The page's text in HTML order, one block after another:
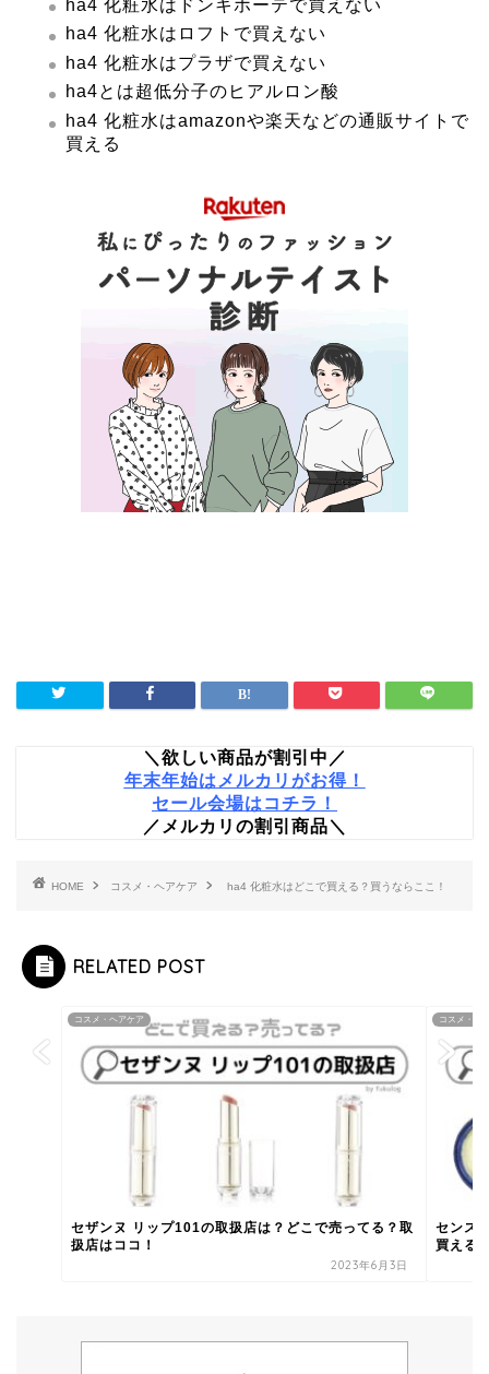
ha4 化粧水はドンキホーテで買えない
ha4 化粧水はロフトで買えない
ha4 化粧水はプラザで買えない
ha4とは超低分子のヒアルロン酸
ha4 化粧水はamazonや楽天などの通販サイトで
買える
＼欲しい商品が割引中／
年末年始はメルカリがお得！
セール会場はコチラ！
／メルカリの割引商品＼
HOME コスメ・ヘアケア ha4 化粧水はどこで買える？買うならここ！
RELATED POST
コスメ・ヘアケア
セザンヌ リップ101の取扱店は？どこで売ってる？取
扱店はココ！
2023年6月3日
コスメ・ヘ
センス
買える